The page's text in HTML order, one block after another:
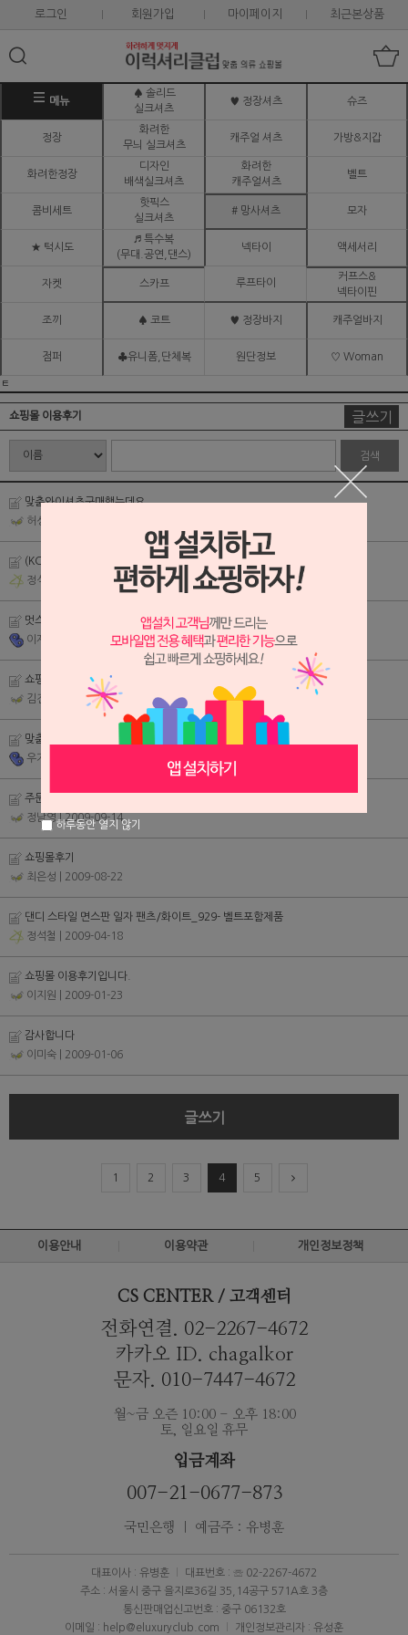
로그인 회원가입 마이페이지 최근본상품
메뉴
♠ 솔리드
실크셔츠
♥ 정장셔츠 슈즈
정장
화려한
무늬 실크셔츠
캐주얼 셔츠 가방&지갑
화려한정장
디자인
배색실크셔츠
화려한
캐주얼셔츠
벨트
콤비세트
핫픽스
실크셔츠
# 망사셔츠 모자
★ 턱시도
♬ 특수복
(무대.공연,댄스)
넥타이 액세서리
자켓 스카프 루프타이
커프스&
넥타이핀
조끼 ♠ 코트 ♥ 정장바지 캐주얼바지
점퍼 ♣유니폼,단체복 원단정보 ♡ Woman
ㅌ
쇼핑몰 이용후기 글쓰기
검색
맞춤와이셔츠구매햇는데요
허성을
(KC/0335) 램스울 브이넥 5가지 색상_no1
정석철
| 2010-01-29
멋스럽고 단정한 디자인
이제우
| 2009-11-12
쇼핑몰 이용후기 입니다.
김진태
| 2009-10-06
맞춤 셔츠 잘 받았습니다.^^
우기홍
주문 제품이 다 오지 않았어요.
정남영| 2009-09-14
쇼핑몰후기
최은성
| 2009-08-22
댄디 스타일 면스판 일자 팬츠/화이트_929- 벨트포함제품
정석철
| 2009-04-18
쇼핑몰 이용후기입니다.
이지원
| 2009-01-23
감사합니다
이미숙
| 2009-01-06
글쓰기
1 2 3 4 5
이용안내 이용약관 개인정보정책
CS CENTER / 고객센터
전화연결. 02-2267-4672
카카오 ID. chagalkor
문자. 010-7447-4672
월~금 오즌 10:00 - 오후 18:00
토, 일요일 휴무
입금계좌
007-21-0677-873
국민은행 ｜ 예금주 : 유병훈
대표이사 : 유병훈
대표번호 : ☏ 02-2267-4672
주소 : 서울시 중구 을지로36길 35,14공구 571A호 3층
통신판매업신고번호 : 중구 06132호
이메일 : help@eluxuryclub.com
개인정보관리자 : 유성훈
하루동안 열지 않기